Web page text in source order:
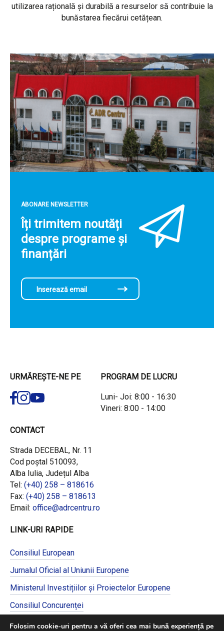
utilizarea rațională și durabilă a resurselor să contribuie la
bunăstarea fiecărui cetățean.
ABONARE NEWSLETTER
Îți trimitem noutăți
despre programe și
finanțări
URMĂREȘTE-NE PE PROGRAM DE LUCRU
Luni- Joi: 8:00 - 16:30
Vineri: 8:00 - 14:00
CONTACT
Strada DECEBAL, Nr. 11
Cod poștal 510093,
Alba Iulia, Județul Alba
Tel: (+40) 258 – 818616
Fax: (+40) 258 – 818613
Email: office@adrcentru.ro
LINK-URI RAPIDE
Consiliul European
Jurnalul Oficial al Uniunii Europene
Ministerul Investițiilor și Proiectelor Europene
Consiliul Concurenței
Folosim cookie-uri pentru a vă oferi cea mai bună experiență pe